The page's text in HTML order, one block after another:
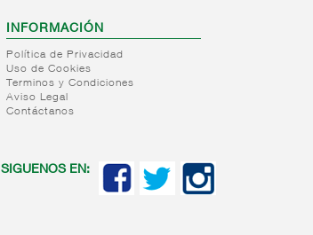
INFORMACIÓN
Política de Privacidad
Uso de Cookies
Terminos y Condiciones
Aviso Legal
Contáctanos
SIGUENOS EN: